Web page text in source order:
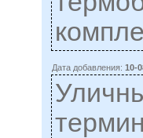
Дата добавления:10-